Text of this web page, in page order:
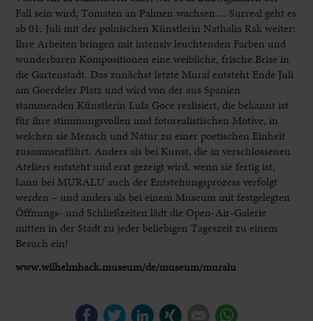
Fall sein wird, Tomaten an Palmen wachsen… Surreal geht es
ab 01. Juli mit der polnischen Künstlerin Nathalia Rak weiter:
Ihre Arbeiten bringen mit intensiv leuchtenden Farben und
wunderbaren Kompositionen eine weibliche, frische Brise in
die Gartenstadt. Das zunächst letzte Mural entsteht Ende Juli
am Goerdeler Platz und wird von der aus Spanien
stammenden Künstlerin Lula Goce realisiert, die bekannt ist
für ihre stimmungsvollen und fotorealistischen Motive, in
welchen sie Mensch und Natur zu einer poetischen Einheit
zusammenführt. Anders als bei Kunst, die in verschlossenen
Ateliers entsteht und erst gezeigt wird, wenn sie fertig ist,
kann bei MURALU auch der Entstehungsprozess verfolgt
werden – und anders als bei einem Museum mit festgelegten
Öffnungs- und Schließzeiten lädt die Open-Air-Galerie
mitten in der Stadt zu jeder beliebigen Tageszeit zu einem
Besuch ein!
www.wilhelmhack.museum/de/museum/muralu
FacebookTwitterLinkedIn E-mail